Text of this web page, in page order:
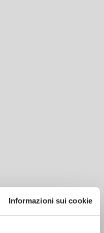
Informazioni sui cookie